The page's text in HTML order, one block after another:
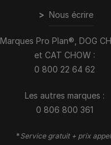
> Nous écrire
Marques Pro Plan®, DOG
et CAT CHOW :
0 800 22 64 62
Les autres marques :​
0 806 800 361
*Service gratuit + prix appel